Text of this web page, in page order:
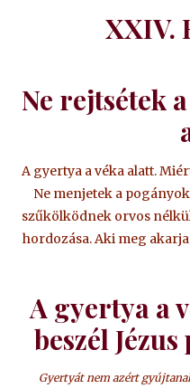
XXIV.
Ne rejtsétek
A gyertya a véka alatt.
Ne menjetek a
szűkölködnek orvos
hordozása. Aki meg
A gyertya a
beszél
Gyertyát nem azért